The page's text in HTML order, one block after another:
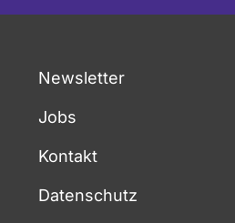
Newsletter
Jobs
Kontakt
Datenschutz